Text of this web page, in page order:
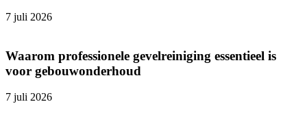
7 juli 2026
Waarom professionele gevelreiniging essentieel is
voor gebouwonderhoud
7 juli 2026